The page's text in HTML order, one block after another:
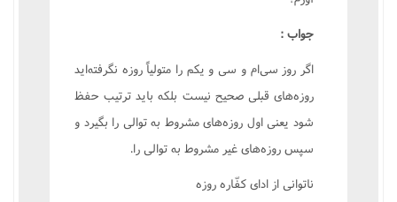
جواب :
اگر روز سى‌ام و سى و يکم را متولياً روزه نگرفته‌ايد
روزه‌هاى قبلى صحيح نيست بلکه بايد ترتيب حفظ
شود يعنى اول روزه‌هاى مشروط به توالى را بگيرد و
سپس روزه‌هاى غير مشروط به توالى را.
ناتوانى از اداى کفّاره روزه